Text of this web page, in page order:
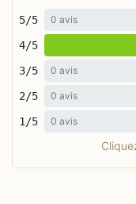
5/5 0 avis
4/5
3/5 0 avis
2/5 0 avis
1/5 0 avis